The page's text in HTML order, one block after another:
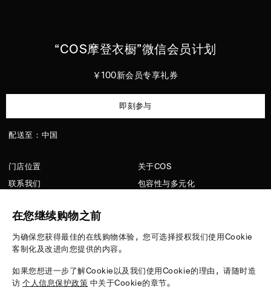
在您继续购物之前
为确保您获得最佳的在线购物体验，您可选择授权我们使用Cookie
客制化及改进向您提供的内容。
如果您想进一步了解Cookie以及我们使用Cookie的理由，请随时造
访个人信息保护政策 中关于Cookie的章节。
“COS摩登衣橱”微信会员计划
￥100新会员专享礼券
即刻参与
配送至：中国
门店位置
联系我们
隐私政策
配送信息
版型指南
退货条例
支付方式
关于COS
包容性与多元化
媒体